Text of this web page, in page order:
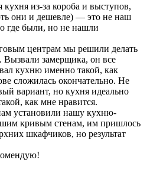
кухня из-за короба и выступов,
они и дешевле) — это не наш
где были, но не нашли
центрам мы решили делать
Вызвали замерщика, он все
кухню именно такой, как
сложилась окончательно. Не
вариант, но кухня идеально
как мне нравится.
установили нашу кухню-
кривым стенам, им пришлось
шкафчиков, но результат